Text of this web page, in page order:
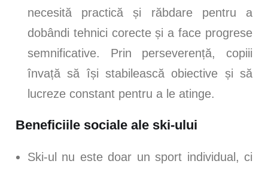
necesită practică și răbdare pentru a
dobândi tehnici corecte și a face progrese
semnificative. Prin perseverență, copiii
învață să își stabilească obiective și să
lucreze constant pentru a le atinge.
Beneficiile sociale ale ski-ului
Ski-ul nu este doar un sport individual, ci